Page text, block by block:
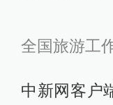
全国旅游工
中新网客户